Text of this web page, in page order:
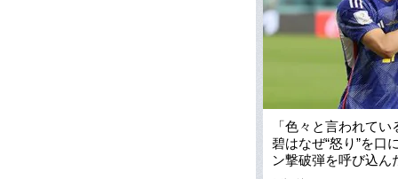
「色々と言われて
碧はなぜ“怒り”を口
ン撃破弾を呼び込ん